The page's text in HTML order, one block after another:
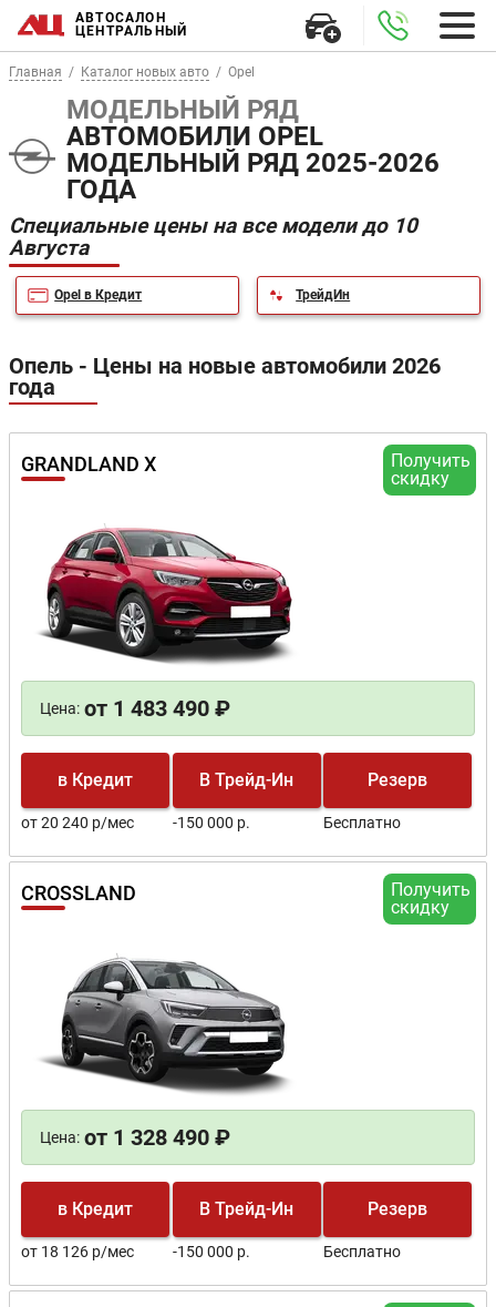
АВТОСАЛОН
ЦЕНТРАЛЬНЫЙ
Главная Каталог новых авто Opel
МОДЕЛЬНЫЙ РЯД
АВТОМОБИЛИ OPEL
МОДЕЛЬНЫЙ РЯД 2025-2026
ГОДА
Специальные цены на все модели до 10
Августа
Opel в Кредит ТрейдИн
Опель - Цены на новые автомобили 2026
года
Получить
скидку
GRANDLAND X
Цена: от 1 483 490 ₽
в Кредит
от 20 240 р/мес
В Трейд-Ин
-150 000 р.
Резерв
Бесплатно
Получить
скидку
CROSSLAND
Цена: от 1 328 490 ₽
в Кредит
от 18 126 р/мес
В Трейд-Ин
-150 000 р.
Резерв
Бесплатно